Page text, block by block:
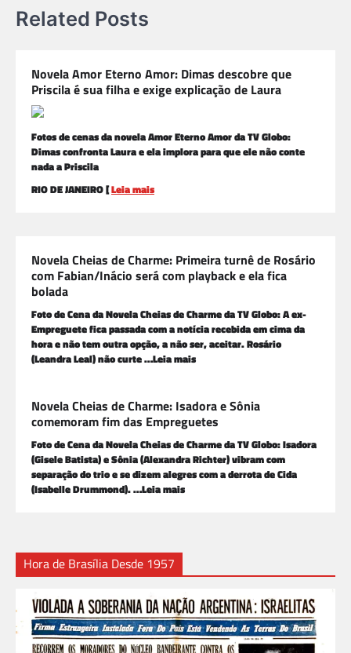
Related Posts
Novela Amor Eterno Amor: Dimas descobre que
Priscila é sua filha e exige explicação de Laura
Fotos de cenas da novela Amor Eterno Amor da TV Globo:
Dimas confronta Laura e ela implora para que ele não conte
nada a Priscila
RIO DE JANEIRO [Leia mais
Novela Cheias de Charme: Primeira turnê de Rosário
com Fabian/Inácio será com playback e ela fica
bolada
Foto de Cena da Novela Cheias de Charme da TV Globo: A ex-
Empreguete fica passada com a notícia recebida em cima da
hora e não tem outra opção, a não ser, aceitar. Rosário
(Leandra Leal) não curte …Leia mais
Novela Cheias de Charme: Isadora e Sônia
comemoram fim das Empreguetes
Foto de Cena da Novela Cheias de Charme da TV Globo: Isadora
(Gisele Batista) e Sônia (Alexandra Richter) vibram com
separação do trio e se dizem alegres com a derrota de Cida
(Isabelle Drummond). …Leia mais
Hora de Brasília Desde 1957